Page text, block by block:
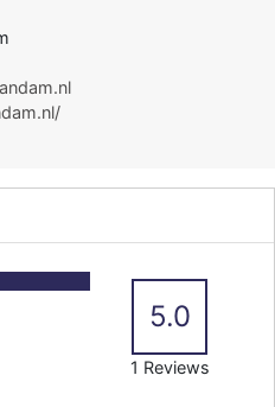
5.0
1 Reviews